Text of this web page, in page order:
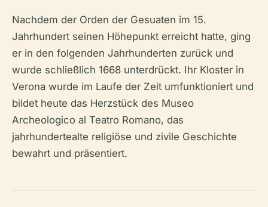
Nachdem der Orden der Gesuaten im 15.
Jahrhundert seinen Höhepunkt erreicht hatte, ging
er in den folgenden Jahrhunderten zurück und
wurde schließlich 1668 unterdrückt. Ihr Kloster in
Verona wurde im Laufe der Zeit umfunktioniert und
bildet heute das Herzstück des Museo
Archeologico al Teatro Romano, das
jahrhundertealte religiöse und zivile Geschichte
bewahrt und präsentiert.